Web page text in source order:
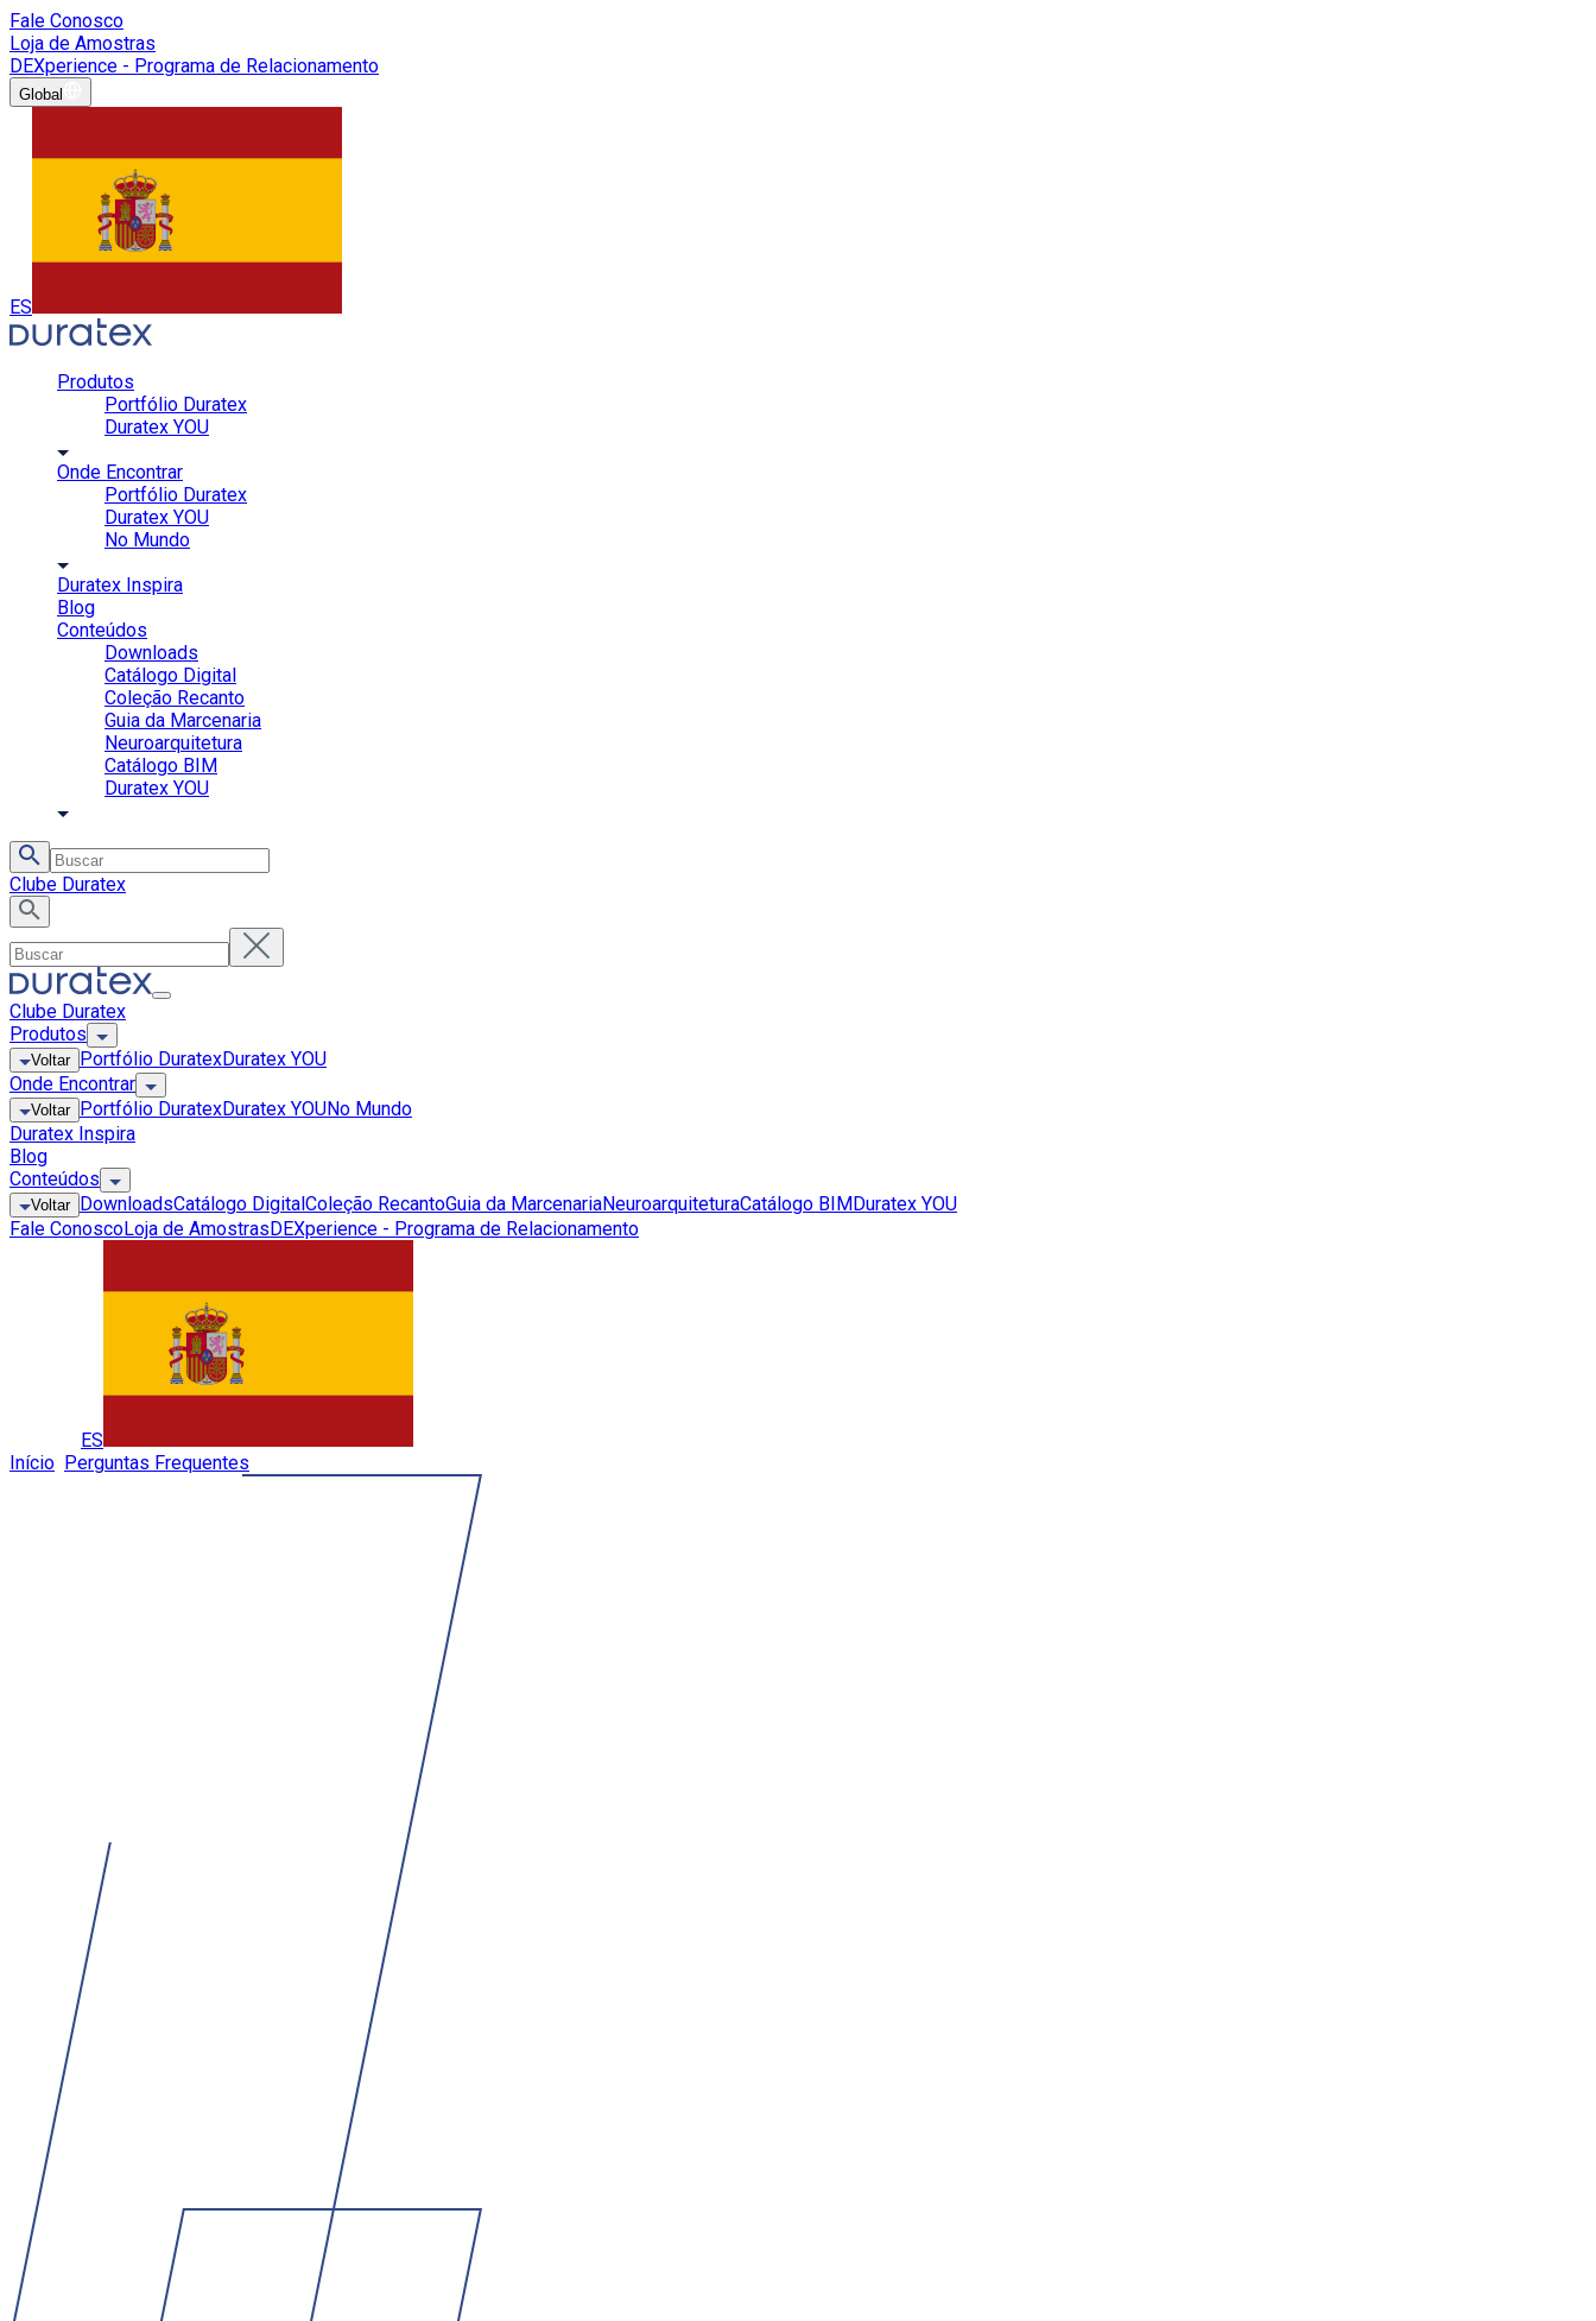
Fale Conosco
Loja de Amostras
DEXperience - Programa de Relacionamento
Global
ES
Produtos
Portfólio Duratex
Duratex YOU
Onde Encontrar
Portfólio Duratex
Duratex YOU
No Mundo
Duratex Inspira
Blog
Conteúdos
Downloads
Catálogo Digital
Coleção Recanto
Guia da Marcenaria
Neuroarquitetura
Catálogo BIM
Duratex YOU
Clube Duratex
Clube Duratex
Produtos
Voltar Portfólio DuratexDuratex YOU
Onde Encontrar
Voltar Portfólio DuratexDuratex YOUNo Mundo
Duratex Inspira
Blog
Conteúdos
Voltar DownloadsCatálogo DigitalColeção RecantoGuia da MarcenariaNeuroarquiteturaCatálogo BIMDuratex YOU
Fale ConoscoLoja de AmostrasDEXperience - Programa de Relacionamento
ES
Início Perguntas Frequentes